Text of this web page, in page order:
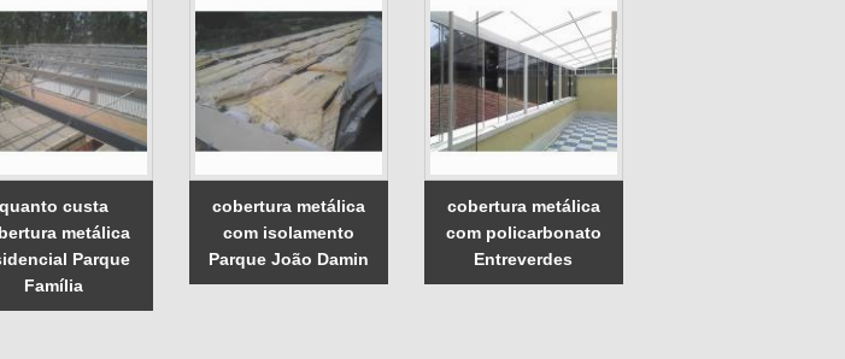
quanto custa
metálica
Parque
Família
cobertura metálica
com isolamento
Parque João Damin
cobertura metálica
com policarbonato
Entreverdes